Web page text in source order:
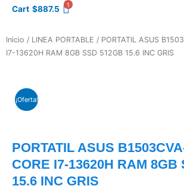
Cart $887.5 1
Inicio / LINEA PORTABLE / PORTATIL ASUS
I7-13620H RAM 8GB SSD 512GB 15.6 INC GRIS
¡Oferta!
PORTATIL ASUS
CORE I7-13620H RAM 8GB
15.6 INC GRIS